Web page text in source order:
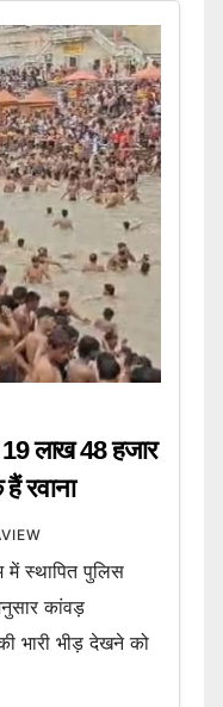
लाख 48 हजार
रवाना
में स्थापित पुलिस
कांवड़
भारी भीड़ देखने को